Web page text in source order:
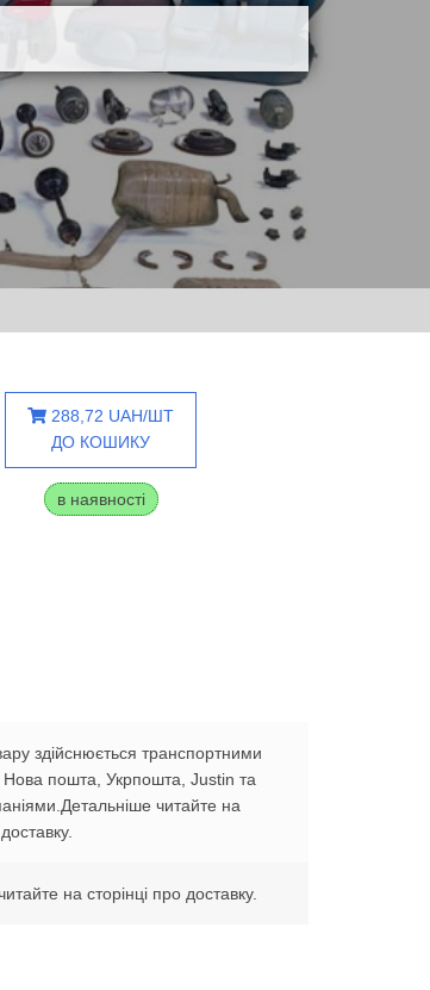
288,72 UAH/ШТ
ДО КОШИКУ
в наявності
здійснюється транспортними
Нова пошта, Укрпошта, Justin та
читайте на
на сторінці про доставку.